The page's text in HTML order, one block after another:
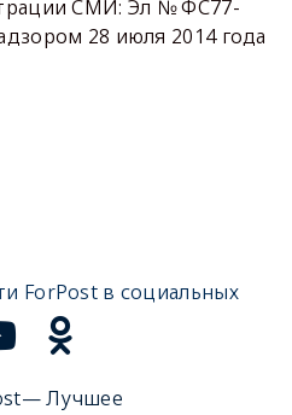
СМИ: Эл № ФС77-
28 июля 2014 года
ForPost в социальных
Лучшее